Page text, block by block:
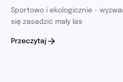
Sportowo i ekologicznie -
się zasadzić mały las
Przeczytaj